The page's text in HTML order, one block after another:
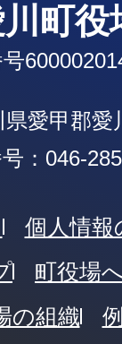
町役
愛甲郡愛
：046-
個人情
町役場
の組織